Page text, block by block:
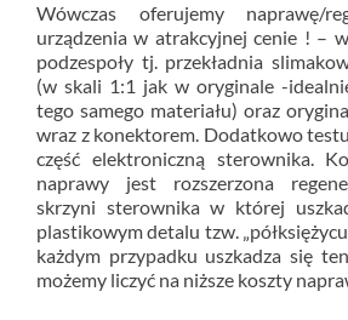
Wówczas oferujemy naprawę/
urządzenia w atrakcyjnej cenie ! –
podzespoły tj. przekładnia
(w skali 1:1 jak w oryginale -
tego samego materiału) oraz
wraz z konektorem. Dodatkowo
część elektroniczną sterownika.
naprawy jest rozszerzona
skrzyni sterownika w której
plastikowym detalu tzw.
każdym przypadku uszkadza się
możemy liczyć na niższe koszty